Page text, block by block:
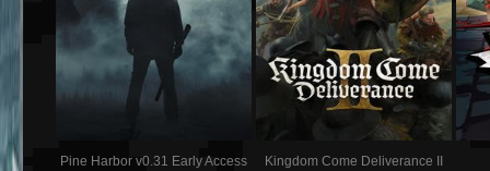
Pine Harbor v0.31 Early Access
Kingdom Come Deliverance II